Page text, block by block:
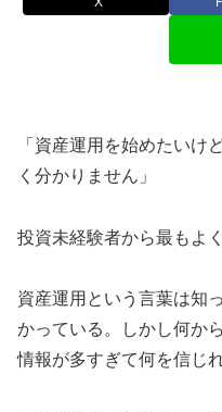
「資産運用を始めたいけ
く分かりません」
投資未経験者から最もよ
資産運用という言葉は知
かっている。しかし何か
情報が多すぎて何を信じ